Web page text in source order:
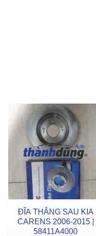
ĐĨA THẮNG SAU KIA
CARENS 2006-2015 |
58411A4000